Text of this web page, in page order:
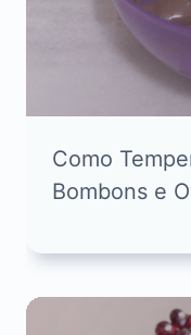
Como
Bombons e